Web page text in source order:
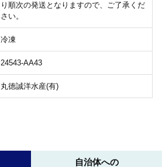
り順次の発送となりますので、ご了承くだ
さい。
冷凍
24543-AA43
丸徳誠洋水産(有)
自治体への